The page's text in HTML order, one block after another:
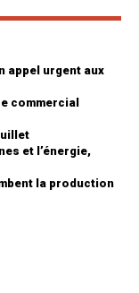
appel urgent aux
commercial
et l’énergie,
la production